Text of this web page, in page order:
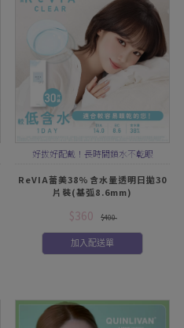
好拔好配戴！長時間鎖水不乾眼
ReVIA蕾美38%含水量透明日拋30
片裝(基弧8.6mm)
$360 $400
加入配送單